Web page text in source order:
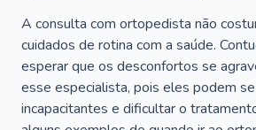
A consulta com ortopedista não
cuidados de rotina com a saúde.
esperar que os desconfortos se
esse especialista, pois eles podem
incapacitantes e dificultar o